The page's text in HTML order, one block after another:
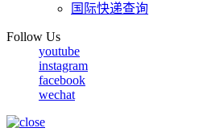
国际快递查询
Follow Us
youtube
instagram
facebook
wechat